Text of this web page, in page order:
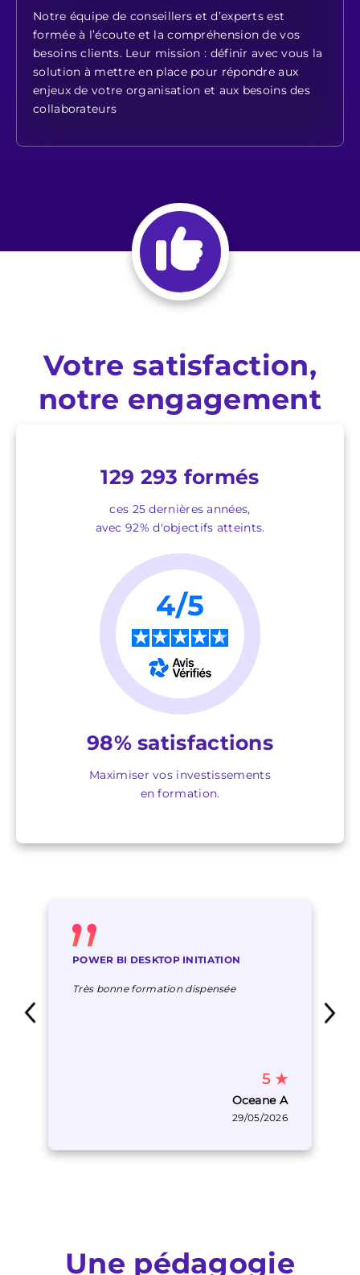
Notre équipe de conseillers et d’experts est
formée à l’écoute et la compréhension de vos
besoins clients. Leur mission : définir avec vous la
solution à mettre en place pour répondre aux
enjeux de votre organisation et aux besoins des
collaborateurs
Votre satisfaction,
notre engagement
129 293 formés
ces 25 dernières années,
avec 92% d'objectifs atteints.
4/5
★★★★★
98% satisfactions
Maximiser vos investissements
en formation.
POWER BI DESKTOP INITIATION
Très bonne formation dispensée
5 ★
Oceane A
29/05/2026
Une pédagogie